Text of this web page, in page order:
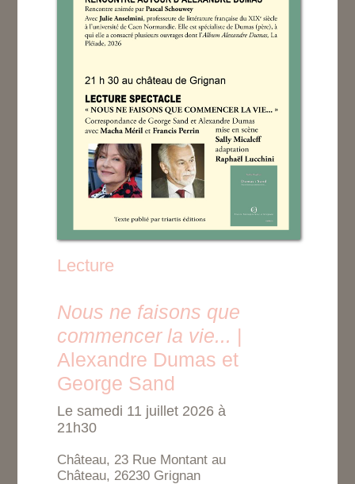
Lecture
Nous ne faisons que
commencer la vie... |
Alexandre Dumas et
George Sand
Le samedi 11 juillet 2026 à
21h30
Château, 23 Rue Montant au
Château, 26230 Grignan